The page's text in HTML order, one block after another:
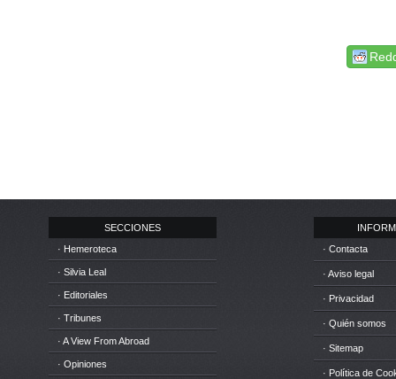
SECCIONES
· Hemeroteca
· Silvia Leal
· Editoriales
· Tribunes
· A View From Abroad
· Opiniones
· Contacta
· Aviso legal
· Privacidad
· Quién somos
· Sitemap
· Política de